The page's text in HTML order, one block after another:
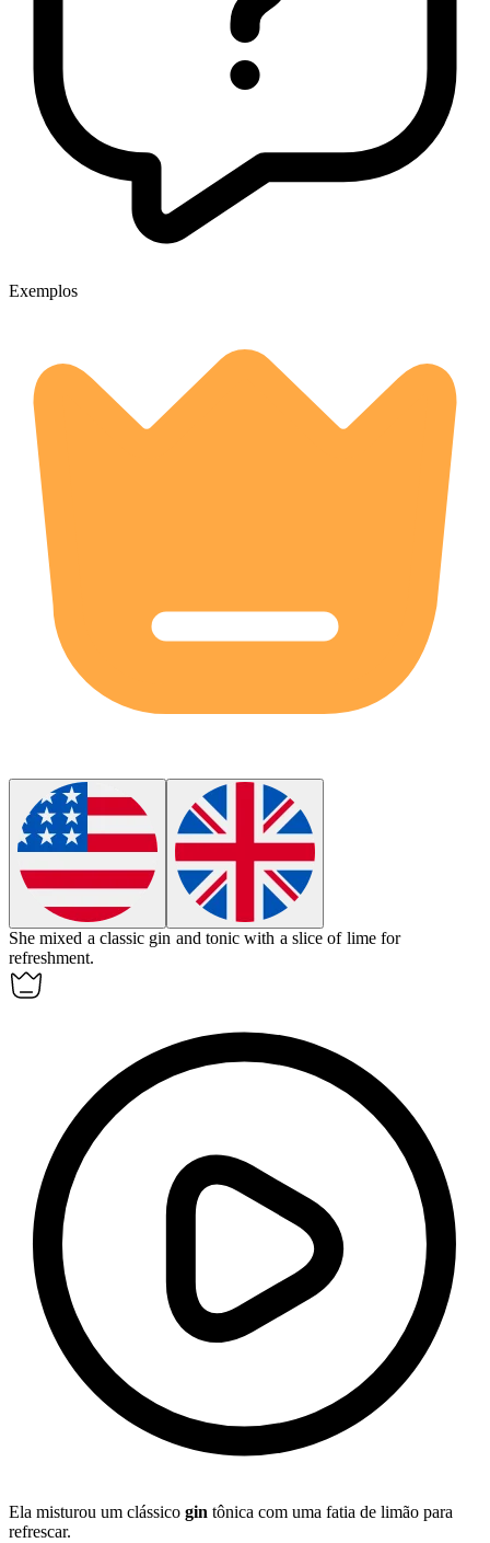
Exemplos
She mixed a classic gin and tonic with a slice of lime for
refreshment.
Ela misturou um clássico gin tônica com uma fatia de limão para
refrescar.